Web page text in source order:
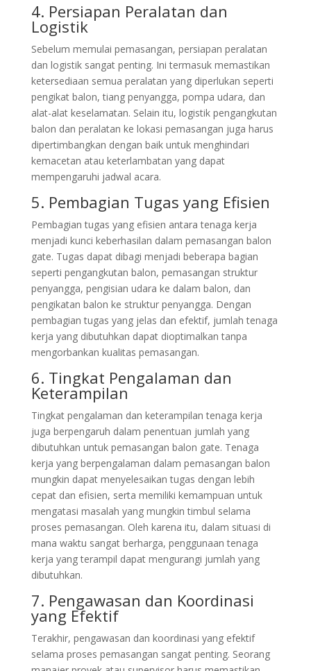
4. Persiapan Peralatan dan
Logistik
Sebelum memulai pemasangan, persiapan peralatan
dan logistik sangat penting. Ini termasuk memastikan
ketersediaan semua peralatan yang diperlukan seperti
pengikat balon, tiang penyangga, pompa udara, dan
alat-alat keselamatan. Selain itu, logistik pengangkutan
balon dan peralatan ke lokasi pemasangan juga harus
dipertimbangkan dengan baik untuk menghindari
kemacetan atau keterlambatan yang dapat
mempengaruhi jadwal acara.
5. Pembagian Tugas yang Efisien
Pembagian tugas yang efisien antara tenaga kerja
menjadi kunci keberhasilan dalam pemasangan balon
gate. Tugas dapat dibagi menjadi beberapa bagian
seperti pengangkutan balon, pemasangan struktur
penyangga, pengisian udara ke dalam balon, dan
pengikatan balon ke struktur penyangga. Dengan
pembagian tugas yang jelas dan efektif, jumlah tenaga
kerja yang dibutuhkan dapat dioptimalkan tanpa
mengorbankan kualitas pemasangan.
6. Tingkat Pengalaman dan
Keterampilan
Tingkat pengalaman dan keterampilan tenaga kerja
juga berpengaruh dalam penentuan jumlah yang
dibutuhkan untuk pemasangan balon gate. Tenaga
kerja yang berpengalaman dalam pemasangan balon
mungkin dapat menyelesaikan tugas dengan lebih
cepat dan efisien, serta memiliki kemampuan untuk
mengatasi masalah yang mungkin timbul selama
proses pemasangan. Oleh karena itu, dalam situasi di
mana waktu sangat berharga, penggunaan tenaga
kerja yang terampil dapat mengurangi jumlah yang
dibutuhkan.
7. Pengawasan dan Koordinasi
yang Efektif
Terakhir, pengawasan dan koordinasi yang efektif
selama proses pemasangan sangat penting. Seorang